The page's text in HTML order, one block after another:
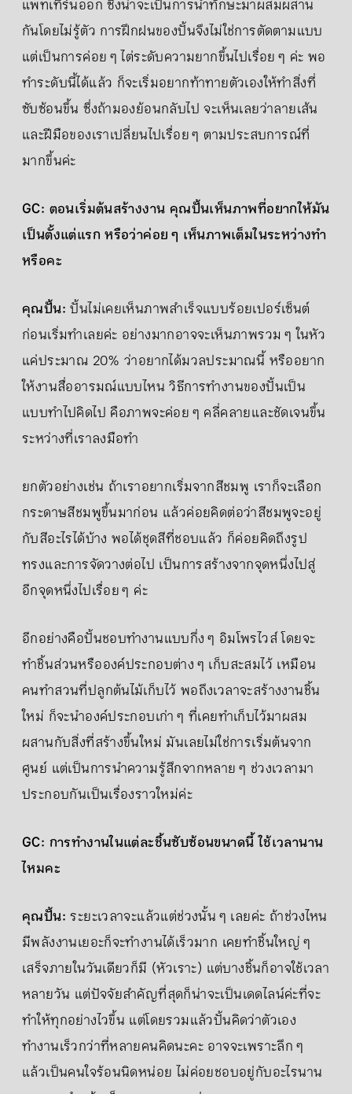
แพทเทิร์นออก ซึ่งน่าจะเป็นการนำทักษะมาผสมผสาน
กันโดยไม่รู้ตัว การฝึกฝนของปั้นจึงไม่ใช่การตัดตามแบบ
แต่เป็นการค่อย ๆ ไต่ระดับความยากขึ้นไปเรื่อย ๆ ค่ะ พอ
ทำระดับนี้ได้แล้ว ก็จะเริ่มอยากท้าทายตัวเองให้ทำสิ่งที่
ซับซ้อนขึ้น ซึ่งถ้ามองย้อนกลับไป จะเห็นเลยว่าลายเส้น
และฝีมือของเราเปลี่ยนไปเรื่อย ๆ ตามประสบการณ์ที่
มากขึ้นค่ะ
GC: ตอนเริ่มต้นสร้างงาน คุณปั้นเห็นภาพที่อยากให้มัน
เป็นตั้งแต่แรก หรือว่าค่อย ๆ เห็นภาพเต็มในระหว่างทำ
หรือคะ
คุณปั้น: ปั้นไม่เคยเห็นภาพสำเร็จแบบร้อยเปอร์เซ็นต์
ก่อนเริ่มทำเลยค่ะ อย่างมากอาจจะเห็นภาพรวม ๆ ในหัว
แค่ประมาณ 20% ว่าอยากได้มวลประมาณนี้ หรืออยาก
ให้งานสื่ออารมณ์แบบไหน วิธีการทำงานของปั้นเป็น
แบบทำไปคิดไป คือภาพจะค่อย ๆ คลี่คลายและชัดเจนขึ้น
ระหว่างที่เราลงมือทำ
ยกตัวอย่างเช่น ถ้าเราอยากเริ่มจากสีชมพู เราก็จะเลือก
กระดาษสีชมพูขึ้นมาก่อน แล้วค่อยคิดต่อว่าสีชมพูจะอยู่
กับสีอะไรได้บ้าง พอได้ชุดสีที่ชอบแล้ว ก็ค่อยคิดถึงรูป
ทรงและการจัดวางต่อไป เป็นการสร้างจากจุดหนึ่งไปสู่
อีกจุดหนึ่งไปเรื่อย ๆ ค่ะ
อีกอย่างคือปั้นชอบทำงานแบบกึ่ง ๆ อิมโพรไวส์ โดยจะ
ทำชิ้นส่วนหรือองค์ประกอบต่าง ๆ เก็บสะสมไว้ เหมือน
คนทำสวนที่ปลูกต้นไม้เก็บไว้ พอถึงเวลาจะสร้างงานชิ้น
ใหม่ ก็จะนำองค์ประกอบเก่า ๆ ที่เคยทำเก็บไว้มาผสม
ผสานกับสิ่งที่สร้างขึ้นใหม่ มันเลยไม่ใช่การเริ่มต้นจาก
ศูนย์ แต่เป็นการนำความรู้สึกจากหลาย ๆ ช่วงเวลามา
ประกอบกันเป็นเรื่องราวใหม่ค่ะ
GC: การทำงานในแต่ละชิ้นซับซ้อนขนาดนี้ ใช้เวลานาน
ไหมคะ
คุณปั้น: ระยะเวลาจะแล้วแต่ช่วงนั้น ๆ เลยค่ะ ถ้าช่วงไหน
มีพลังงานเยอะก็จะทำงานได้เร็วมาก เคยทำชิ้นใหญ่ ๆ
เสร็จภายในวันเดียวก็มี (หัวเราะ) แต่บางชิ้นก็อาจใช้เวลา
หลายวัน แต่ปัจจัยสำคัญที่สุดก็น่าจะเป็นเดดไลน์ค่ะที่จะ
ทำให้ทุกอย่างไวขึ้น แต่โดยรวมแล้วปั้นคิดว่าตัวเอง
ทำงานเร็วกว่าที่หลายคนคิดนะคะ อาจจะเพราะลึก ๆ
แล้วเป็นคนใจร้อนนิดหน่อย ไม่ค่อยชอบอยู่กับอะไรนาน